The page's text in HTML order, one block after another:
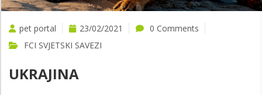
pet portal 23/02/2021
0 Comments
FCI SVJETSKI SAVEZI
UKRAJINA